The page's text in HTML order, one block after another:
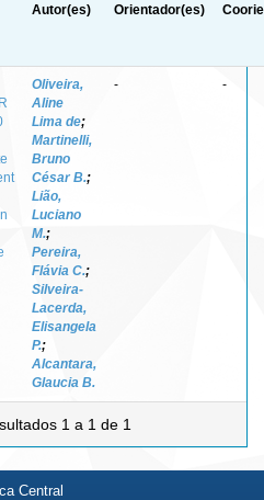
Autor(es) Orientador(es)
Oliveira,
Aline
Lima de;
Martinelli,
Bruno
César B.;
Lião,
Luciano
M.;
Pereira,
Flávia C.;
Silveira-
Lacerda,
Elisangela
P.;
Alcantara,
Glaucia B.
- -
1 a 1 de 1
Central